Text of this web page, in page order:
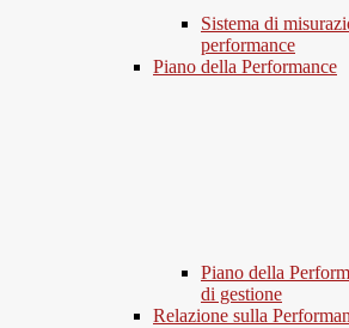
Sistema di
performance
Piano della Performance
Piano della
di gestione
Relazione sulla